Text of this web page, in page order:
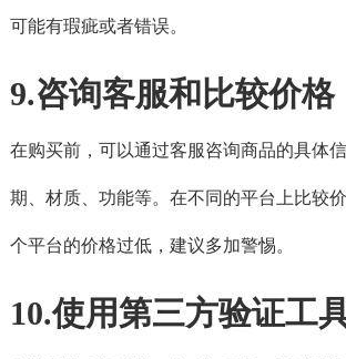
可能有瑕疵或者错误。
9.咨询客服和比较价格
在购买前，可以通过客服咨询商品的具体
期、材质、功能等。在不同的平台上比较
个平台的价格过低，建议多加警惕。
10.使用第三方验证工